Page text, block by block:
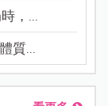
，...
質...